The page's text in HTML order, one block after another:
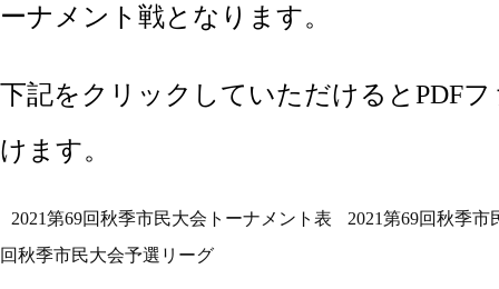
ーナメント戦となります。
下記をクリックしていただけるとPDF
けます。
2021第69回秋季市民大会トーナメント表
2021第69回秋季
回秋季市民大会予選リーグ